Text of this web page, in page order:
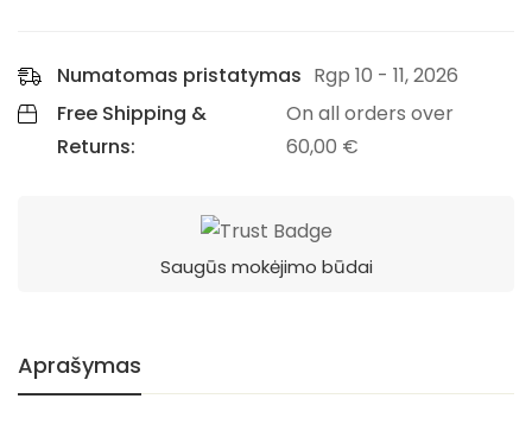
Numatomas pristatymas Rgp 10 - 11, 2026
Free Shipping &
Returns:
On all orders over
60,00 €
Saugūs mokėjimo būdai
Aprašymas